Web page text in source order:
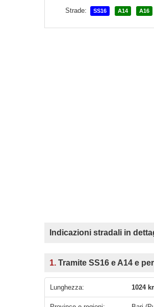
Strade:
SS16 A14 A16
Indicazioni stradali in
1. Tramite SS16 e A14 e
Lunghezza: 1024